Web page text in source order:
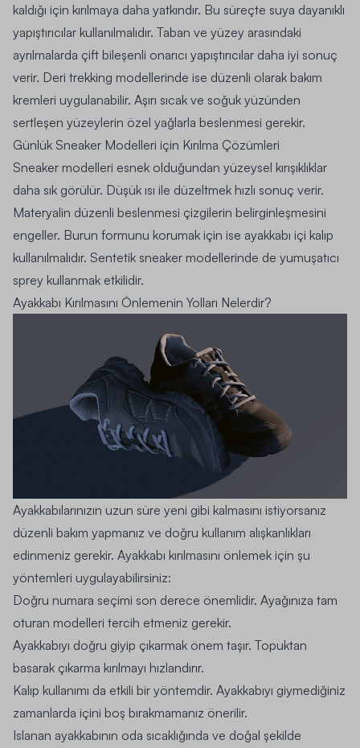
kaldığı için kırılmaya daha yatkındır. Bu süreçte suya dayanıklı
yapıştırıcılar kullanılmalıdır. Taban ve yüzey arasındaki
ayrılmalarda çift bileşenli onarıcı yapıştırıcılar daha iyi sonuç
verir. Deri trekking modellerinde ise düzenli olarak bakım
kremleri uygulanabilir. Aşırı sıcak ve soğuk yüzünden
sertleşen yüzeylerin özel yağlarla beslenmesi gerekir.
Günlük Sneaker Modelleri için Kırılma Çözümleri
Sneaker modelleri esnek olduğundan yüzeysel kırışıklıklar
daha sık görülür. Düşük ısı ile düzeltmek hızlı sonuç verir.
Materyalin düzenli beslenmesi çizgilerin belirginleşmesini
engeller. Burun formunu korumak için ise ayakkabı içi kalıp
kullanılmalıdır. Sentetik sneaker modellerinde de yumuşatıcı
sprey kullanmak etkilidir.
Ayakkabı Kırılmasını Önlemenin Yolları Nelerdir?
Ayakkabılarınızın uzun süre yeni gibi kalmasını istiyorsanız
düzenli bakım yapmanız ve doğru kullanım alışkanlıkları
edinmeniz gerekir. Ayakkabı kırılmasını önlemek için şu
yöntemleri uygulayabilirsiniz:
Doğru numara seçimi son derece önemlidir. Ayağınıza tam
oturan modelleri tercih etmeniz gerekir.
Ayakkabıyı doğru giyip çıkarmak önem taşır. Topuktan
basarak çıkarma kırılmayı hızlandırır.
Kalıp kullanımı da etkili bir yöntemdir. Ayakkabıyı giymediğiniz
zamanlarda içini boş bırakmamanız önerilir.
Islanan ayakkabının oda sıcaklığında ve doğal şekilde